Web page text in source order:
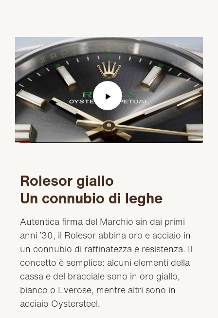
Play
Video
Rolesor giallo
Un connubio di leghe
Autentica firma del Marchio sin dai primi
anni ’30, il Rolesor abbina oro e acciaio in
un connubio di raffinatezza e resistenza. Il
concetto è semplice: alcuni elementi della
cassa e del bracciale sono in oro giallo,
bianco o Everose, mentre altri sono in
acciaio Oystersteel.